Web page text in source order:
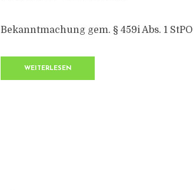
Bekanntmachung gem. § 459i Abs. 1 StPO
WEITERLESEN